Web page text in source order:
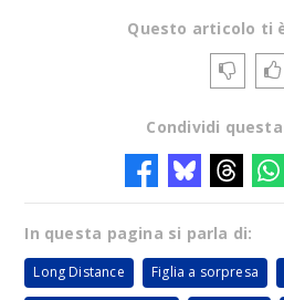
Questo articolo ti
Condividi
In questa pagina si parla di:
Long Distance Figlia a sorpresa